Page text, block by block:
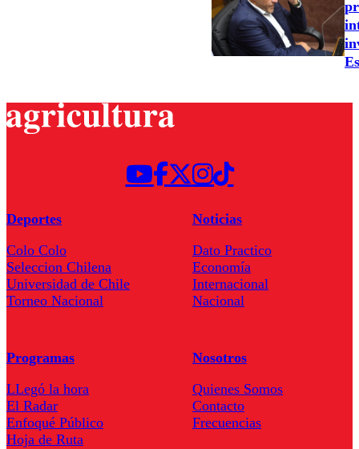
Deportes
Colo Colo
Seleccion Chilena
Universidad de Chile
Torneo Nacional
Noticias
Dato Practico
Economía
Internacional
Nacional
Programas
LLegó la hora
El Radar
Enfoqué Público
Hoja de Ruta
Nosotros
Quienes Somos
Contacto
Frecuencias